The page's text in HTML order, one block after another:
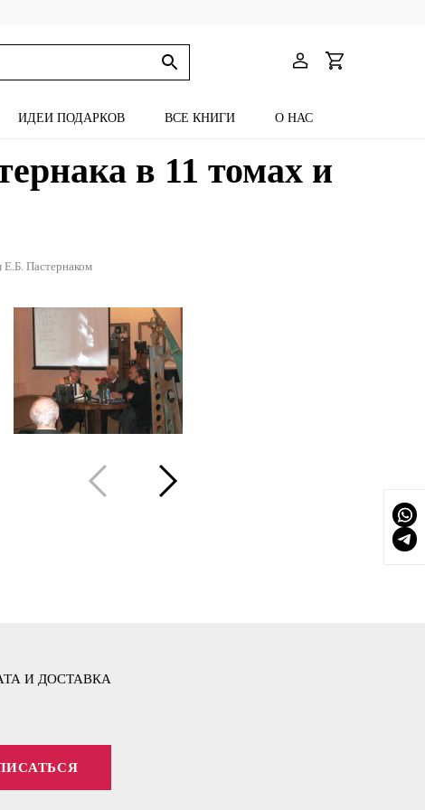
ИДЕИ ПОДАРКОВ ВСЕ КНИГИ О НАС
в 11 томах и
Е.Б. Пастернаком
И ДОСТАВКА